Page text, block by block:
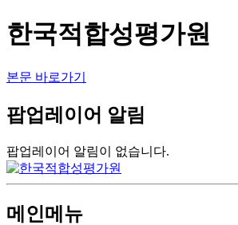
한국적합성평가원
본문 바로가기
팝업레이어 알림
팝업레이어 알림이 없습니다.
메인메뉴